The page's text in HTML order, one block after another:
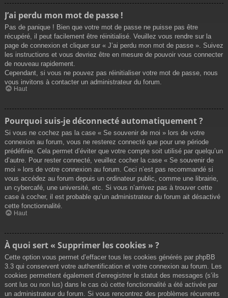
J’ai perdu mon mot de passe !
Pas de panique ! Bien que votre mot de passe ne puisse pas être
récupéré, il peut facilement être réinitialisé. Veuillez vous rendre sur la
page de connexion et cliquer sur « J’ai perdu mon mot de passe ». Suivez
les instructions et vous devriez être en mesure de pouvoir vous connecter
de nouveau rapidement.
Cependant, si vous ne pouvez pas réinitialiser votre mot de passe, nous
vous invitons à contacter un administrateur du forum.
Haut
Pourquoi suis-je déconnecté automatiquement ?
Si vous ne cochez pas la case « Se souvenir de moi » lors de votre
connexion au forum, vous ne resterez connecté que pour une période
prédéfinie. Cela permet d’éviter que votre compte soit utilisé par quelqu’un
d’autre. Pour rester connecté, veuillez cocher la case « Se souvenir de
moi » lors de votre connexion au forum. Ceci n’est pas recommandé si
vous accédez au forum depuis un ordinateur public, comme une librairie,
un cybercafé, une université, etc. Si vous n’arrivez pas à trouver cette
case à cocher, il est probable qu’un administrateur du forum ait désactivé
cette fonctionnalité.
Haut
À quoi sert « Supprimer les cookies » ?
Cette option vous permet d’effacer tous les cookies générés par phpBB
3.3 qui conservent votre authentification et votre connexion au forum. Les
cookies permettent également d’enregistrer le statut des messages (s’ils
sont lus ou non lus) dans le cas où cette fonctionnalité a été activée par
un administrateur du forum. Si vous rencontrez des problèmes récurrents